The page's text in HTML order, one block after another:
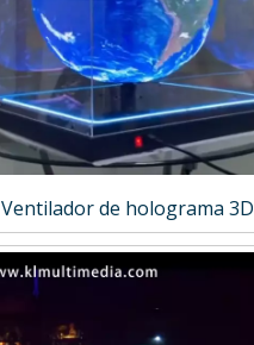
Ventilador de holograma 3D